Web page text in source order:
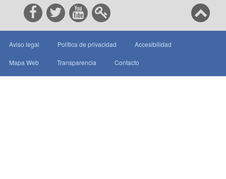
Aviso legal Política de privacidad Accesibilidad
Mapa Web Transparencia Contacto